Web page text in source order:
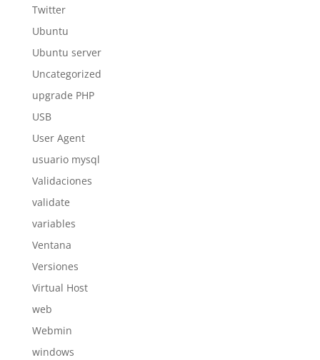
Twitter
Ubuntu
Ubuntu server
Uncategorized
upgrade PHP
USB
User Agent
usuario mysql
Validaciones
validate
variables
Ventana
Versiones
Virtual Host
web
Webmin
windows